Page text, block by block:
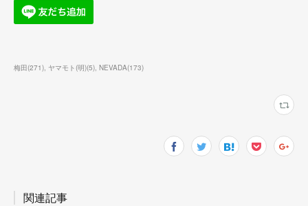
梅田(271) ヤマモト(明)(5) NEVADA(173)
関連記事